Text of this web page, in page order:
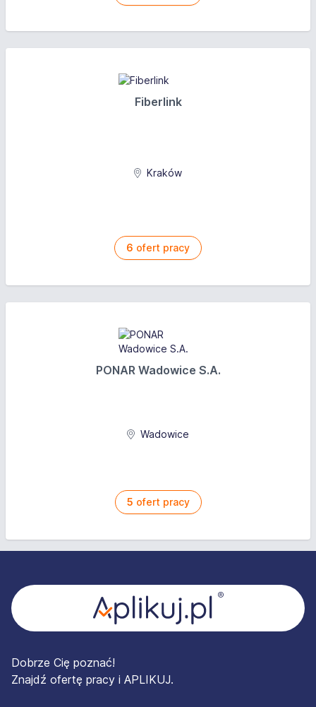
Fiberlink
Kraków
6 ofert pracy
PONAR Wadowice S.A.
Wadowice
5 ofert pracy
Dobrze Cię poznać!
Znajdź ofertę pracy i APLIKUJ.